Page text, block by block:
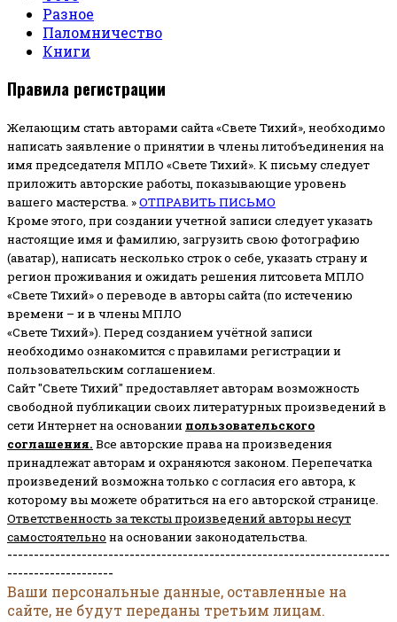
Разное
Паломничество
Книги
Правила регистрации
Желающим стать авторами сайта «Свете Тихий», необходимо
написать заявление о принятии в члены литобъединения на
имя председателя МПЛО «Свете Тихий». К письму следует
приложить авторские работы, показывающие уровень
вашего мастерства. »ОТПРАВИТЬ ПИСЬМО
Кроме этого, при создании учетной записи следует указать
настоящие имя и фамилию, загрузить свою фотографию
(аватар), написать несколько строк о себе, указать страну и
регион проживания и ожидать решения литсовета МПЛО
«Свете Тихий» о переводе в авторы сайта (по истечению
времени – и в члены МПЛО
«Свете Тихий»). Перед созданием учётной записи
необходимо ознакомится с правилами регистрации и
пользовательским соглашением.
Сайт "Свете Тихий" предоставляет авторам возможность
свободной публикации своих литературных произведений в
сети Интернет на основании пользовательского
соглашения. Все авторские права на произведения
принадлежат авторам и охраняются законом. Перепечатка
произведений возможна только с согласия его автора, к
которому вы можете обратиться на его авторской странице.
Ответственность за тексты произведений авторы несут
самостоятельно на основании законодательства.
------------------------------------------------------------------------
--------------------
Ваши персональные данные, оставленные на
сайте, не будут переданы третьим лицам.